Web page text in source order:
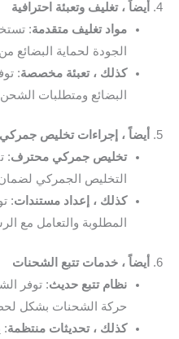
4.
أيضاً ، تغليف وتعبئة احترافية
مواد تغليف متقدمة:
الجودة لحماية البضائع
كذلك ، تعبئة مخصصة:
البضائع ومتطلبات
5.
أيضاً ، إجراءات تخليص
تخليص جمركي محترف:
التخليص الجمركي
كذلك ، إعداد مستندات:
المطلوبة والتعامل مع
6.
أيضاً ، خدمات تتبع الشحنات
نظام تتبع حديث: توفر
حركة الشحنات بشكل
كذلك ، تحديثات منتظمة: